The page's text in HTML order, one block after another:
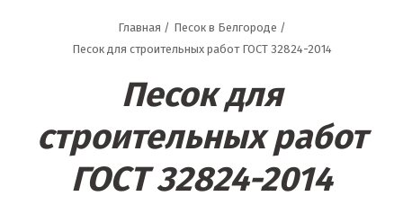
Главная / Песок в Белгороде /
Песок для строительных работ ГОСТ 32824-2014
Песок для
строительных работ
ГОСТ 32824-2014